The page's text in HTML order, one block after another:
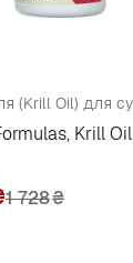
Krill Oil
1 728₴